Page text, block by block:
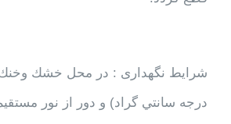
درجه سانتي گراد) و دور از نور